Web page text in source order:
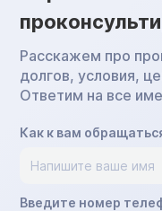
Расскажем про
долгов, условия,
Ответим на все
Как к вам
Введите номер